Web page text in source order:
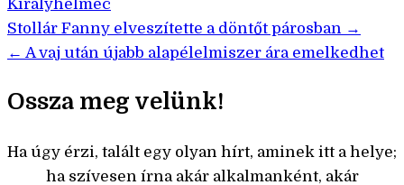
Királyhelmec
Bejegyzés
navigáció
Stollár Fanny elveszítette a döntőt párosban →
← A vaj után újabb alapélelmiszer ára emelkedhet
Ossza meg velünk!
Ha úgy érzi, talált egy olyan hírt, aminek itt a helye;
ha szívesen írna akár alkalmanként, akár